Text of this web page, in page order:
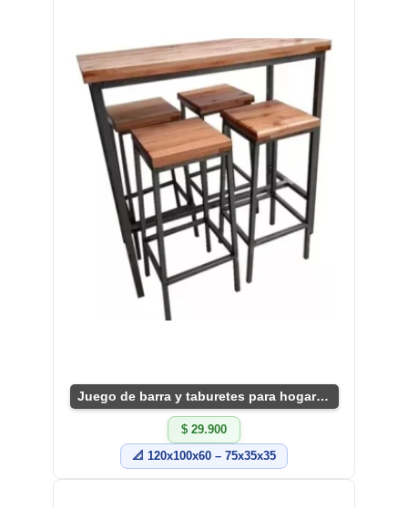
Juego de barra y taburetes para hogar moderno
$ 29.900
📐 120x100x60 – 75x35x35